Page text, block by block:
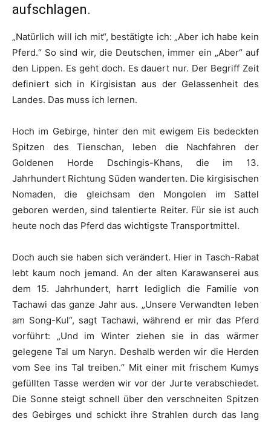
aufschlagen.
„Natürlich will ich mit“, bestätigte ich: „Aber ich habe kein
Pferd.“ So sind wir, die Deutschen, immer ein „Aber“ auf
den Lippen. Es geht doch. Es dauert nur. Der Begriff Zeit
definiert sich in Kirgisistan aus der Gelassenheit des
Landes. Das muss ich lernen.
Hoch im Gebirge, hinter den mit ewigem Eis bedeckten
Spitzen des Tienschan, leben die Nachfahren der
Goldenen Horde Dschingis-Khans, die im 13.
Jahrhundert Richtung Süden wanderten. Die kirgisischen
Nomaden, die gleichsam den Mongolen im Sattel
geboren werden, sind talentierte Reiter. Für sie ist auch
heute noch das Pferd das wichtigste Transportmittel.
Doch auch sie haben sich verändert. Hier in Tasch-Rabat
lebt kaum noch jemand. An der alten Karawanserei aus
dem 15. Jahrhundert, harrt lediglich die Familie von
Tachawi das ganze Jahr aus. „Unsere Verwandten leben
am Song-Kul“, sagt Tachawi, während er mir das Pferd
vorführt: „Und im Winter ziehen sie in das wärmer
gelegene Tal um Naryn. Deshalb werden wir die Herden
vom See ins Tal treiben.“ Mit einer mit frischem Kumys
gefüllten Tasse werden wir vor der Jurte verabschiedet.
Die Sonne steigt schnell über den verschneiten Spitzen
des Gebirges und schickt ihre Strahlen durch das lang